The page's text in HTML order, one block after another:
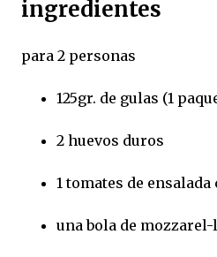
ingredientes
para 2 personas
125gr. de gulas (1
2 huevos duros
1 tomates de
una bola de mozzarel-